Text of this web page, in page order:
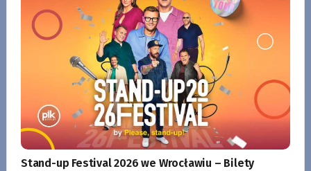
Stand-up Festival 2026 we Wrocławiu – Bilety